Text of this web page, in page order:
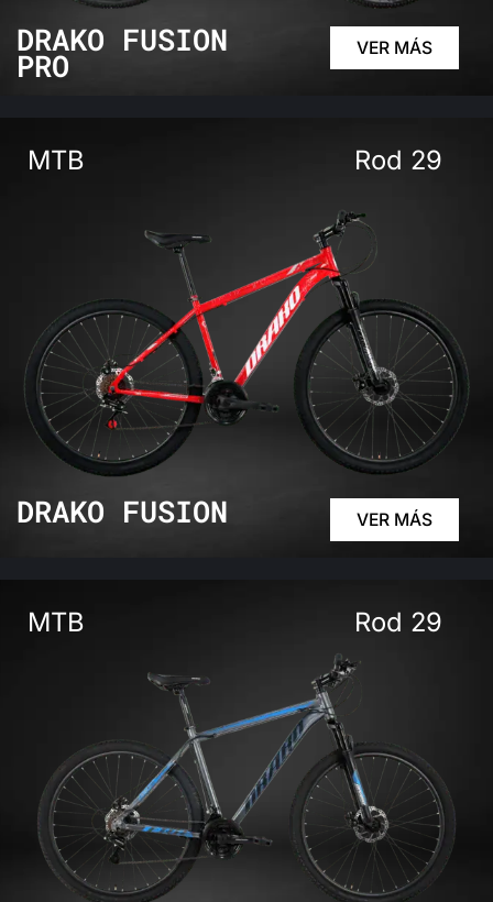
DRAKO FUSION
PRO VER MÁS
MTB Rod 29
DRAKO FUSION VER MÁS
MTB Rod 29